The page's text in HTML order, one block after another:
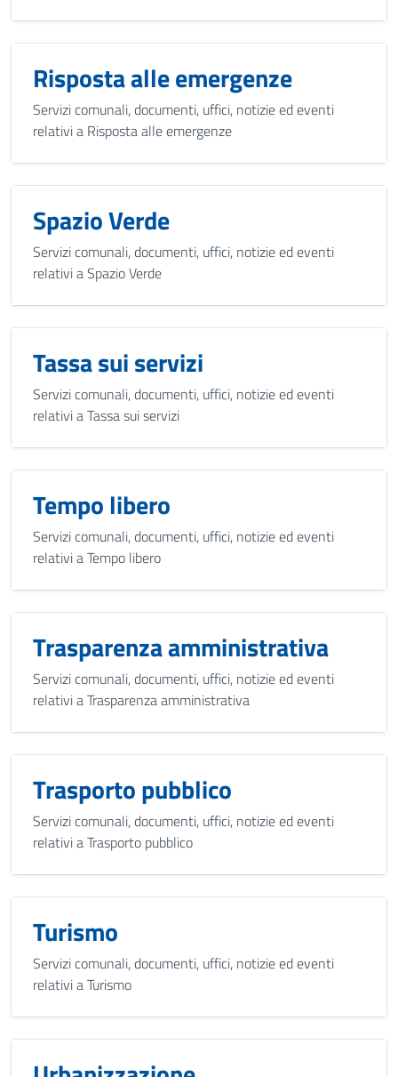
Risposta alle emergenze
Servizi comunali, documenti, uffici, notizie ed eventi
relativi a Risposta alle emergenze
Spazio Verde
Servizi comunali, documenti, uffici, notizie ed eventi
relativi a Spazio Verde
Tassa sui servizi
Servizi comunali, documenti, uffici, notizie ed eventi
relativi a Tassa sui servizi
Tempo libero
Servizi comunali, documenti, uffici, notizie ed eventi
relativi a Tempo libero
Trasparenza amministrativa
Servizi comunali, documenti, uffici, notizie ed eventi
relativi a Trasparenza amministrativa
Trasporto pubblico
Servizi comunali, documenti, uffici, notizie ed eventi
relativi a Trasporto pubblico
Turismo
Servizi comunali, documenti, uffici, notizie ed eventi
relativi a Turismo